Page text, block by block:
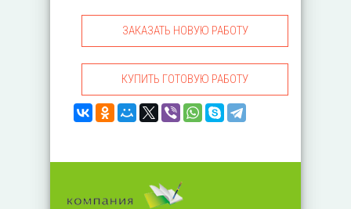
ЗАКАЗАТЬ НОВУЮ РАБОТУ
КУПИТЬ ГОТОВУЮ РАБОТУ